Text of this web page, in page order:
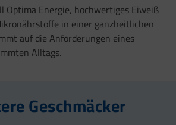
Optima Energie, hochwertiges Eiweiß
in einer ganzheitlichen
auf die Anforderungen eines
Alltags.
Geschmäcker